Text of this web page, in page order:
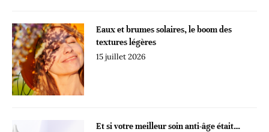
Eaux et brumes solaires, le boom des
textures légères
15 juillet 2026
Et si votre meilleur soin anti-âge était…